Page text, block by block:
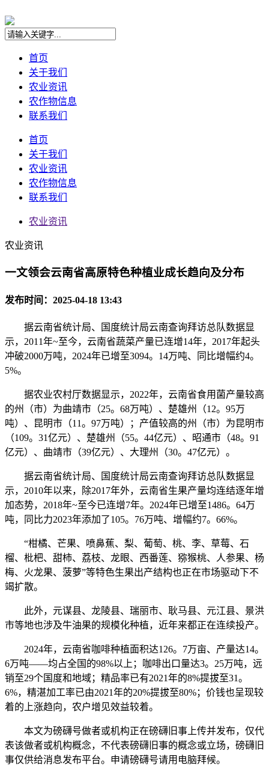
首页
关于我们
农业资讯
农作物信息
联系我们
首页
关于我们
农业资讯
农作物信息
联系我们
农业资讯
农业资讯
一文领会云南省高原特色种植业成长趋向及分布
发布时间：2025-04-18 13:43
据云南省统计局、国度统计局云南查询拜访总队数据显
示，2011年~至今，云南省蔬菜产量已连增14年，2017年起头
冲破2000万吨，2024年已增至3094。14万吨、同比增幅约4。
5%。
据农业农村厅数据显示，2022年，云南省食用菌产量较高
的州（市）为曲靖市（25。68万吨）、楚雄州（12。95万
吨）、昆明市（11。97万吨）；产值较高的州（市）为昆明市
（109。31亿元）、楚雄州（55。44亿元）、昭通市（48。91
亿元）、曲靖市（39亿元）、大理州（30。47亿元）。
据云南省统计局、国度统计局云南查询拜访总队数据显
示，2010年以来，除2017年外，云南省生果产量均连结逐年增
加态势，2018年~至今已连增7年。2024年已增至1486。64万
吨，同比力2023年添加了105。76万吨、增幅约7。66%。
“柑橘、芒果、喷鼻蕉、梨、葡萄、桃、李、草莓、石
榴、枇杷、甜柿、荔枝、龙眼、西番莲、猕猴桃、人参果、杨
梅、火龙果、菠萝”等特色生果出产结构也正在市场驱动下不
竭扩散。
此外，元谋县、龙陵县、瑞丽市、耿马县、元江县、景洪
市等地也涉及牛油果的规模化种植，近年来都正在连续投产。
2024年，云南省咖啡种植面积达126。7万亩、产量达14。
6万吨——均占全国的98%以上；咖啡出口量达3。25万吨，远
销至29个国度和地域；精品率已有2021年的8%提拔至31。
6%，精湛加工率已由2021年的20%提拔至80%；价钱也呈现较
着的上涨趋向，农户增见效益较着。
本文为磅礴号做者或机构正在磅礴旧事上传并发布，仅代
表该做者或机构概念，不代表磅礴旧事的概念或立场，磅礴旧
事仅供给消息发布平台。申请磅礴号请用电脑拜候。